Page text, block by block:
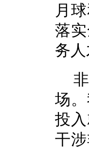
月
落
务人
场
投
干